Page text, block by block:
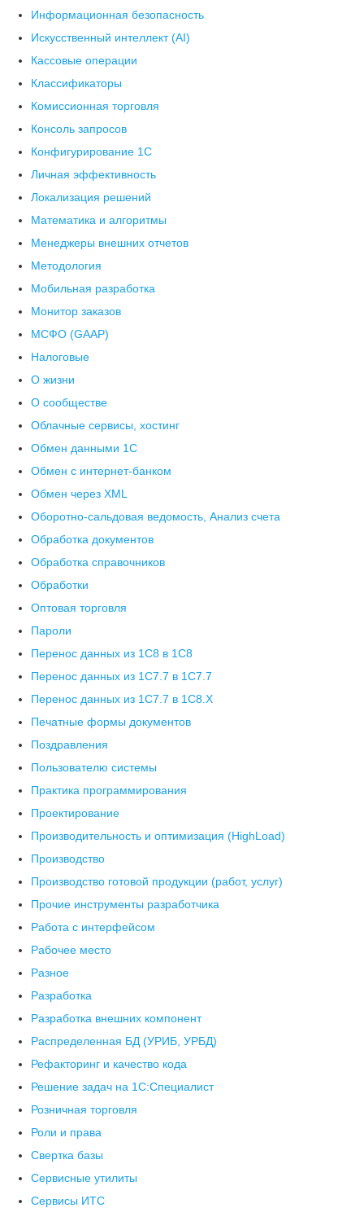
Информационная безопасность
Искусственный интеллект (AI)
Кассовые операции
Классификаторы
Комиссионная торговля
Консоль запросов
Конфигурирование 1С
Личная эффективность
Локализация решений
Математика и алгоритмы
Менеджеры внешних отчетов
Методология
Мобильная разработка
Монитор заказов
МСФО (GAAP)
Налоговые
О жизни
О сообществе
Облачные сервисы, хостинг
Обмен данными 1С
Обмен с интернет-банком
Обмен через XML
Оборотно-сальдовая ведомость, Анализ счета
Обработка документов
Обработка справочников
Обработки
Оптовая торговля
Пароли
Перенос данных из 1C8 в 1C8
Перенос данных из 1С7.7 в 1C7.7
Перенос данных из 1С7.7 в 1C8.X
Печатные формы документов
Поздравления
Пользователю системы
Практика программирования
Проектирование
Производительность и оптимизация (HighLoad)
Производство
Производство готовой продукции (работ, услуг)
Прочие инструменты разработчика
Работа с интерфейсом
Рабочее место
Разное
Разработка
Разработка внешних компонент
Распределенная БД (УРИБ, УРБД)
Рефакторинг и качество кода
Решение задач на 1С:Специалист
Розничная торговля
Роли и права
Свертка базы
Сервисные утилиты
Сервисы ИТС